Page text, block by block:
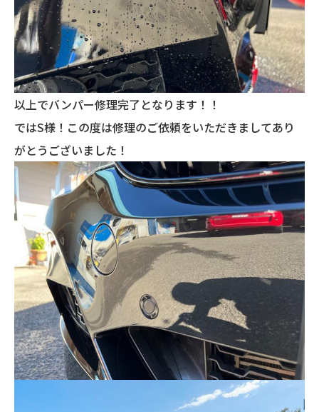
以上でバンパー修理完了となります！！
ではS様！この度は修理のご依頼をいただきましてあり
がとうございました！